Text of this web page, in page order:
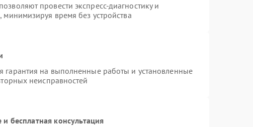
провести экспресс-диагностику и
время без устройства
гарантия на выполненные работы и установленные
неисправностей
бесплатная консультация